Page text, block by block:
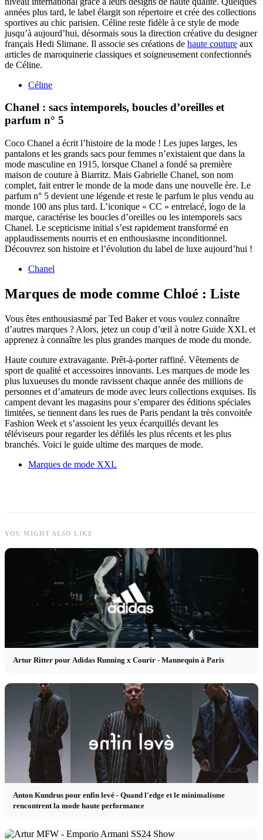
années plus tard, le label élargit son répertoire et crée des collections
sportives au chic parisien. Céline reste fidèle à ce style de mode
jusqu’à aujourd’hui, désormais sous la direction créative du designer
français Hedi Slimane. Il associe ses créations de haute couture aux
articles de maroquinerie classiques et soigneusement confectionnés
de Céline.
Céline
Chanel : sacs intemporels, boucles d’oreilles et
parfum n° 5
Coco Chanel a écrit l’histoire de la mode ! Les jupes larges, les
pantalons et les grands sacs pour femmes n’existaient que dans la
mode masculine en 1915, lorsque Chanel a fondé sa première
maison de couture à Biarritz. Mais Gabrielle Chanel, son nom
complet, fait entrer le monde de la mode dans une nouvelle ère. Le
parfum n° 5 devient une légende et reste le parfum le plus vendu au
monde 100 ans plus tard. L’iconique « CC » entrelacé, logo de la
marque, caractérise les boucles d’oreilles ou les intemporels sacs
Chanel. Le scepticisme initial s’est rapidement transformé en
applaudissements nourris et en enthousiasme inconditionnel.
Découvrez son histoire et l’évolution du label de luxe aujourd’hui !
Chanel
Marques de mode comme Chloé : Liste
Vous êtes enthousiasmé par Ted Baker et vous voulez connaître
d’autres marques ? Alors, jetez un coup d’œil à notre Guide XXL et
apprenez à connaître les plus grandes marques de mode du monde.
Haute couture extravagante. Prêt-à-porter raffiné. Vêtements de
sport de qualité et accessoires innovants. Les marques de mode les
plus luxueuses du monde ravissent chaque année des millions de
personnes et d’amateurs de mode avec leurs collections exquises. Ils
campent devant les magasins pour s’emparer des éditions spéciales
limitées, se tiennent dans les rues de Paris pendant la très convoitée
Fashion Week et s’assoient les yeux écarquillés devant les
téléviseurs pour regarder les défilés les plus récents et les plus
branchés. Voici le guide ultime des marques de mode.
Marques de mode XXL
YOU MIGHT ALSO LIKE
Artur Ritter pour Adidas Running x Courir - Mannequin à Paris
Anton Kundrus pour enfin levé - Quand l'edge et le minimalisme
rencontrent la mode haute performance